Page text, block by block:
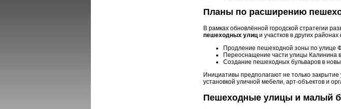
Планы по расширению
В рамках обновлённой городской стратегии
пешеходных улиц и участков в других
Продление пешеходной зоны по улице
Переоснащение части улицы Калинина
Создание пешеходных бульваров в
Инициативы предполагают не только закрытие
установкой уличной мебели, арт-объектов и
Пешеходные улицы и малый